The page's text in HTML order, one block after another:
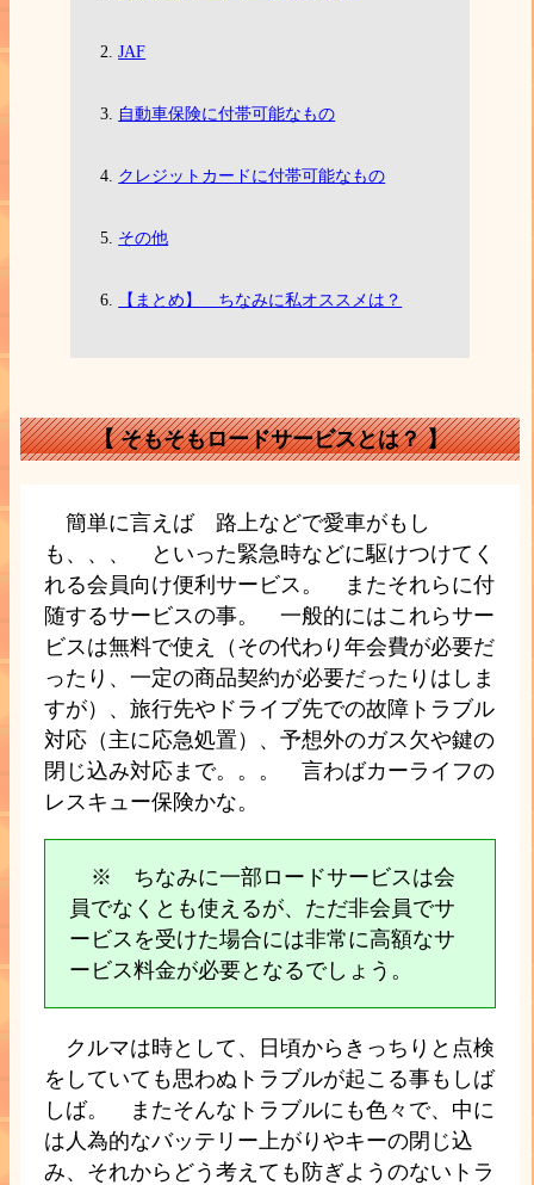
JAF
自動車保険に付帯可能なもの
クレジットカードに付帯可能なもの
その他
【まとめ】 ちなみに私オススメは？
【そもそもロードサービスとは？】
簡単に言えば 路上などで愛車がもし
も、、、 といった緊急時などに駆けつけてく
れる会員向け便利サービス。 またそれらに付
随するサービスの事。 一般的にはこれらサー
ビスは無料で使え（その代わり年会費が必要だ
ったり、一定の商品契約が必要だったりはしま
すが）、旅行先やドライブ先での故障トラブル
対応（主に応急処置）、予想外のガス欠や鍵の
閉じ込み対応まで。。。 言わばカーライフの
レスキュー保険かな。
※ ちなみに一部ロードサービスは会
員でなくとも使えるが、ただ非会員でサ
ービスを受けた場合には非常に高額なサ
ービス料金が必要となるでしょう。
クルマは時として、日頃からきっちりと点検
をしていても思わぬトラブルが起こる事もしば
しば。 またそんなトラブルにも色々で、中に
は人為的なバッテリー上がりやキーの閉じ込
み、それからどう考えても防ぎようのないトラ